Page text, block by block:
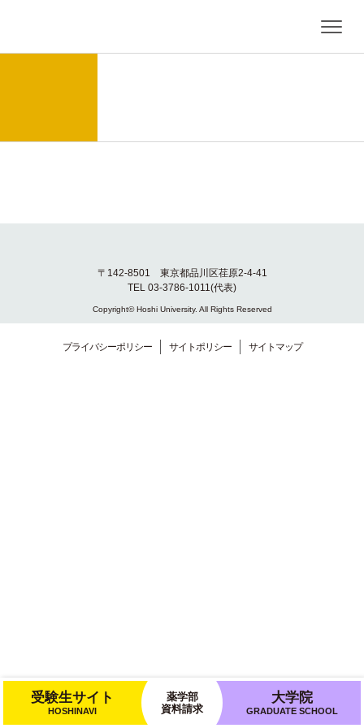
〒142-8501 東京都品川区荏原2-4-41
TEL 03-3786-1011(代表)
Copyright© Hoshi University. All Rights Reserved
プライバシーポリシー サイトポリシー サイトマップ
受験生サイト
HOSHINAVI
薬学部
資料請求
大学院
GRADUATE SCHOOL